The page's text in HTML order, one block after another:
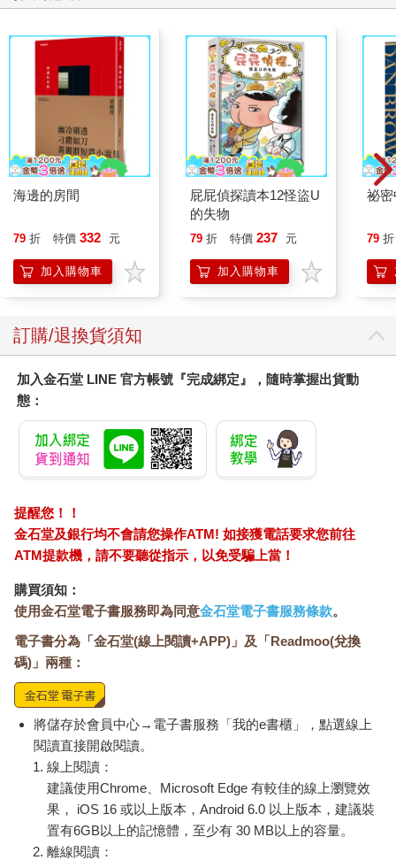
海邊的房間
79 折 特價 332 元
加入購物車
屁屁偵探讀本12怪盜U
的失物
79 折 特價 237 元
加入購物車
祕
79 折
訂購/退換貨須知
加入金石堂 LINE 官方帳號『完成綁定』，隨時掌握出貨動
態：
提醒您！！
金石堂及銀行均不會請您操作ATM! 如接獲電話要求您前往
ATM提款機，請不要聽從指示，以免受騙上當！
購買須知：
使用金石堂電子書服務即為同意金石堂電子書服務條款。
電子書分為「金石堂(線上閱讀+APP)」及「Readmoo(兌換
碼)」兩種：
將儲存於會員中心→電子書服務「我的e書櫃」，點選線上
閱讀直接開啟閱讀。
線上閱讀：
建議使用Chrome、Microsoft Edge 有較佳的線上瀏覽效
果， iOS 16 或以上版本，Android 6.0 以上版本，建議裝
置有6GB以上的記憶體，至少有 30 MB以上的容量。
離線閱讀：